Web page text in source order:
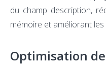
du champ description,
mémoire et améliorant
Optimisation